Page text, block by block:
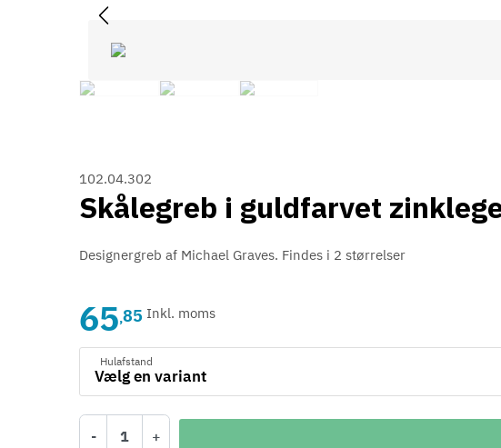
102.04.302
Skålegreb i guldfarvet
Designergreb af Michael Graves. Findes i 2 størrelser
65,85 Inkl. moms
Hulafstand
- +